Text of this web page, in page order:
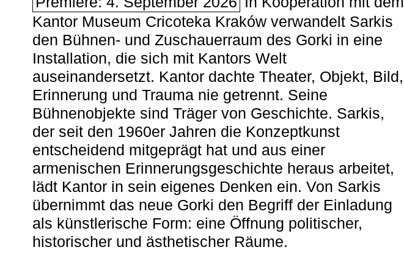
Kantor Museum Cricoteka Kraków verwandelt Sarkis
den Bühnen- und Zuschauerraum des Gorki in eine
Installation, die sich mit Kantors Welt
auseinandersetzt. Kantor dachte Theater, Objekt, Bild,
Erinnerung und Trauma nie getrennt. Seine
Bühnenobjekte sind Träger von Geschichte. Sarkis,
der seit den 1960er Jahren die Konzeptkunst
entscheidend mitgeprägt hat und aus einer
armenischen ­Erinnerungsgeschichte heraus arbeitet,
lädt Kantor in sein eigenes Denken ein. Von Sarkis
übernimmt das neue Gorki den Begriff der Einladung
als künstlerische Form: eine Öffnung politischer,
historischer und ästhetischer Räume.